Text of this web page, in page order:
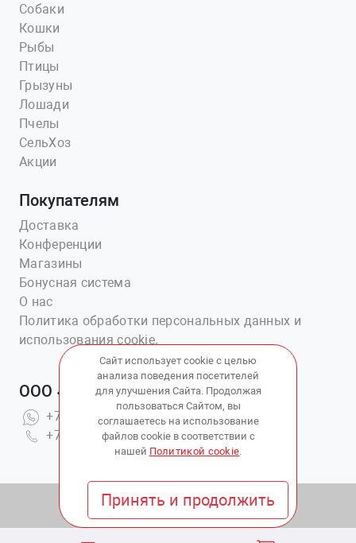
Собаки
Кошки
Рыбы
Птицы
Грызуны
Лошади
Пчелы
СельХоз
Акции
Покупателям
Доставка
Конференции
Магазины
Бонусная система
О нас
Политика обработки персональных данных и
использования cookie.
ООО «Ветаптека №1»
+7(914)703-76-43
+7(423)202-51-15 вн.4
© 2010 - 2026 Copyright:ВетАптека ДВ
Сайт использует cookie с целью
анализа поведения посетителей
для улучшения Сайта. Продолжая
пользоваться Сайтом, вы
соглашаетесь на использование
файлов cookie в соответствии с
нашей Политикой cookie.
Принять и продолжить